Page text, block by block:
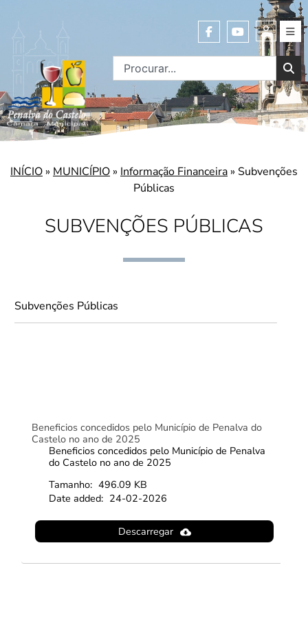
SUBVENÇÕES PÚBLICAS
INÍCIO » MUNICÍPIO » Informação Financeira » Subvenções
Públicas
Subvenções Públicas
Beneficios concedidos pelo Município de Penalva do
Castelo no ano de 2025
Beneficios concedidos pelo Município de Penalva
do Castelo no ano de 2025
Tamanho: 496.09 KB
Date added: 24-02-2026
Descarregar